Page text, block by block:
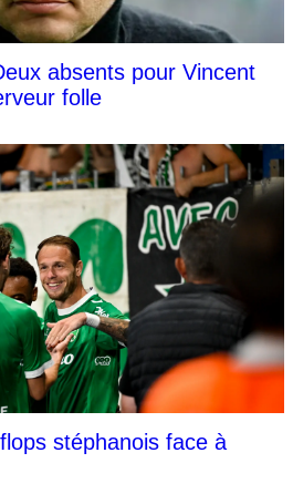
absents pour Vincent
folle
stéphanois face à